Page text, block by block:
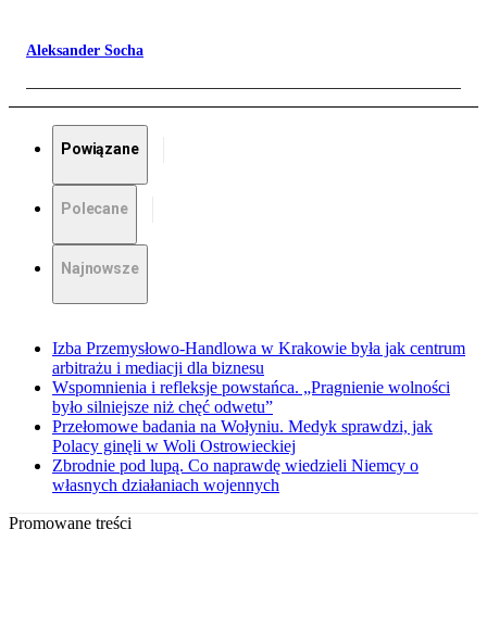
Aleksander Socha
Powiązane
Polecane
Najnowsze
Izba Przemysłowo-Handlowa w Krakowie była jak centrum
arbitrażu i mediacji dla biznesu
Wspomnienia i refleksje powstańca. „Pragnienie wolności
było silniejsze niż chęć odwetu”
Przełomowe badania na Wołyniu. Medyk sprawdzi, jak
Polacy ginęli w Woli Ostrowieckiej
Zbrodnie pod lupą. Co naprawdę wiedzieli Niemcy o
własnych działaniach wojennych
Promowane treści